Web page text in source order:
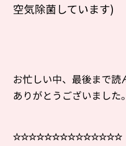
空気除菌しています)
お忙しい中、最後まで読
ありがとうございました。
☆☆☆☆☆☆☆☆☆☆☆☆☆☆